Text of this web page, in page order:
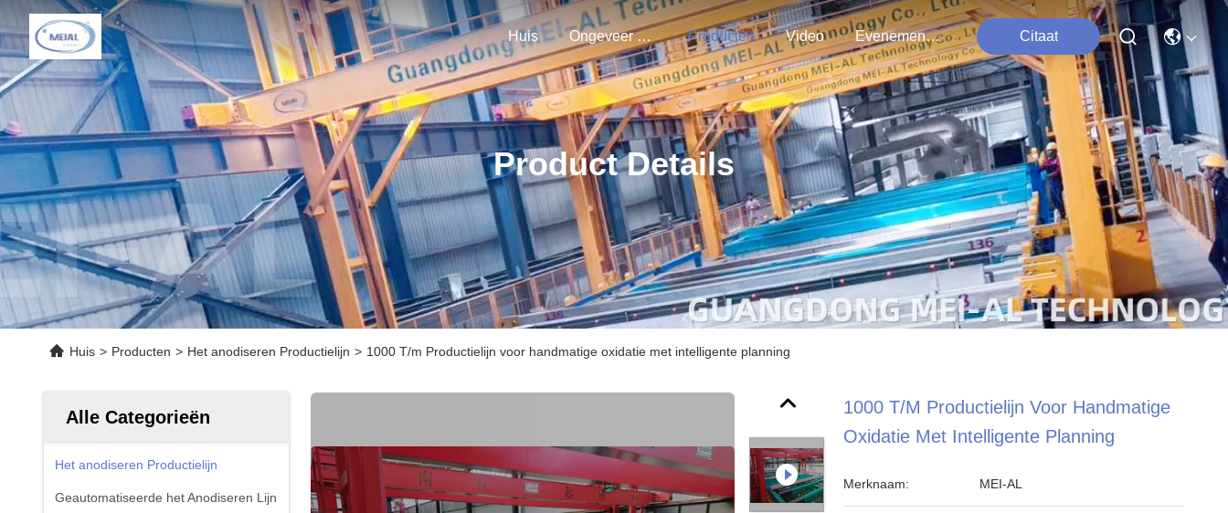
Huis Ongeveer Ons Producten Video Evenementen Citaat
Product Details
Huis > Producten > Het anodiseren Productielijn > 1000 T/m Productielijn voor handmatige oxidatie met intelligente planning
Alle Categorieën
Het anodiseren Productielijn
Geautomatiseerde het Anodiseren Lijn
1000 T/m Productielijn Voor Handmatige
Oxidatie Met Intelligente Planning
Merknaam: MEI-AL